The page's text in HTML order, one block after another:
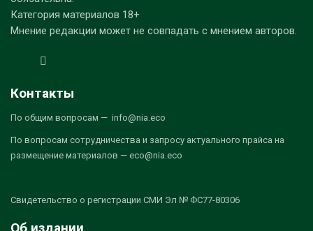
Категория материалов 18+
Мнение редакции может не совпадать с мнением авторов.
Контакты
По общим вопросам — info@nia.eco
По вопросам сотрудничества и запросу актуального прайса на
размещение материалов — eco@nia.eco
Свидетельство о регистрации СМИ Эл № ФС77-80306